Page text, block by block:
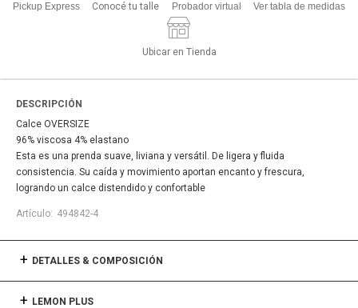
Pickup Express Conocé tu talle Probador virtual Ver tabla de medidas
Ubicar en Tienda
DESCRIPCIÓN
Calce OVERSIZE
96% viscosa 4% elastano
Esta es una prenda suave, liviana y versátil. De ligera y fluida
consistencia. Su caída y movimiento aportan encanto y frescura,
logrando un calce distendido y confortable
494842-4
DETALLES & COMPOSICIÓN
LEMON PLUS